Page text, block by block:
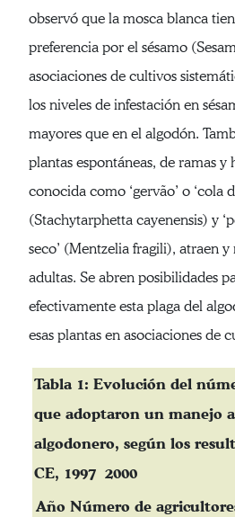
observó que la mosca blanca
preferencia por el sésamo
asociaciones de cultivos
los niveles de infestación en
mayores que en el algodón.
plantas espontáneas, de ramas y
conocida como ‘gervão’ o ‘cola
(Stachytarphetta cayenensis) y
seco’ (Mentzelia fragili), atraen
adultas. Se abren posibilidades
efectivamente esta plaga del
esas plantas en asociaciones de
Tabla 1: Evolución del
que adoptaron un manejo
algodonero, según los
CE, 1997  2000
Año Número de